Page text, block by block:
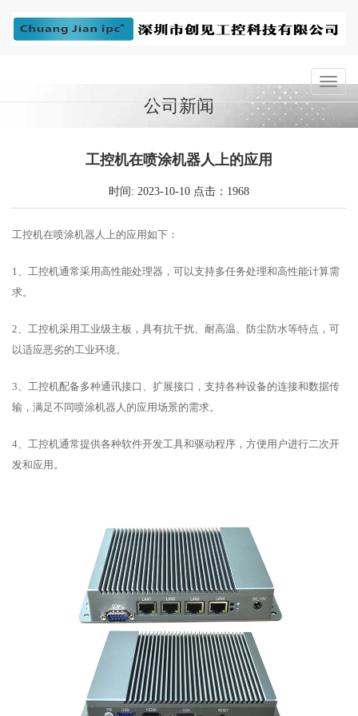
公司新闻
工控机在喷涂机器人上的应用
时间: 2023-10-10 点击：1968
工控机在喷涂机器人上的应用如下：
1、工控机通常采用高性能处理器，可以支持多任务处理和高性能计算需
求。
2、工控机采用工业级主板，具有抗干扰、耐高温、防尘防水等特点，可
以适应恶劣的工业环境。
3、工控机配备多种通讯接口、扩展接口，支持各种设备的连接和数据传
输，满足不同喷涂机器人的应用场景的需求。
4、工控机通常提供各种软件开发工具和驱动程序，方便用户进行二次开
发和应用。